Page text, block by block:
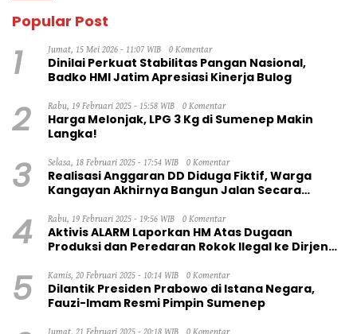
Popular Post
1 Jumat, 15 Mei 2026 - 11:07 WIB 0 Komentar
Dinilai Perkuat Stabilitas Pangan Nasional,
Badko HMI Jatim Apresiasi Kinerja Bulog
2 Rabu, 19 Februari 2025 - 15:58 WIB 0 Komentar
Harga Melonjak, LPG 3 Kg di Sumenep Makin
Langka!
3 Selasa, 18 Februari 2025 - 17:54 WIB 0 Komentar
Realisasi Anggaran DD Diduga Fiktif, Warga
Kangayan Akhirnya Bangun Jalan Secara
4 Rabu, 19 Februari 2025 - 19:56 WIB 0 Komentar
Aktivis ALARM Laporkan HM Atas Dugaan
Produksi dan Peredaran Rokok Ilegal ke Dirjen
5 Kamis, 20 Februari 2025 - 10:14 WIB 0 Komentar
Dilantik Presiden Prabowo di Istana Negara,
Fauzi-Imam Resmi Pimpin Sumenep
Jumat, 21 Februari 2025 - 20:18 WIB 0 Komentar